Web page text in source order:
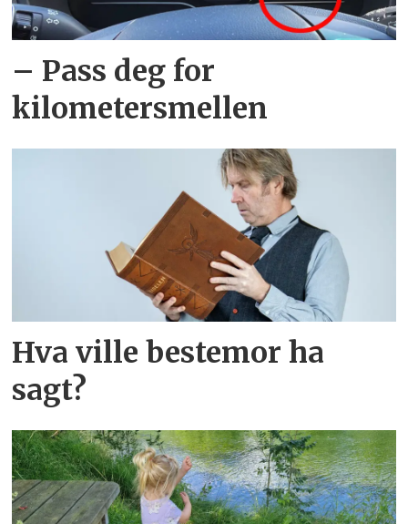
– Pass deg for
kilometersmellen
Hva ville bestemor ha
sagt?